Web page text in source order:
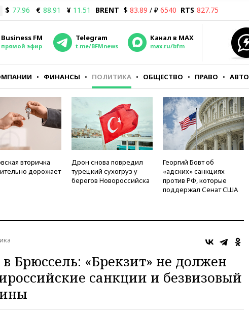
$ 77.96 € 88.91 ¥ 11.51 BRENT $ 83.89 / ₽ 6540 RTS 827.75
Business FM
прямой эфир
Telegram
t.me/BFMnews
Канал в MAX
max.ru/bfm
ФИНАНСЫ ПОЛИТИКА ОБЩЕСТВО ПРАВО АВТО
вторичка
дорожает
Дрон снова повредил
турецкий сухогруз у
берегов Новороссийска
Георгий Бовт об
«адских» санкциях
против РФ, которые
поддержал Сенат США
Брюссель: «Брекзит» не должен
санкции и безвизовый